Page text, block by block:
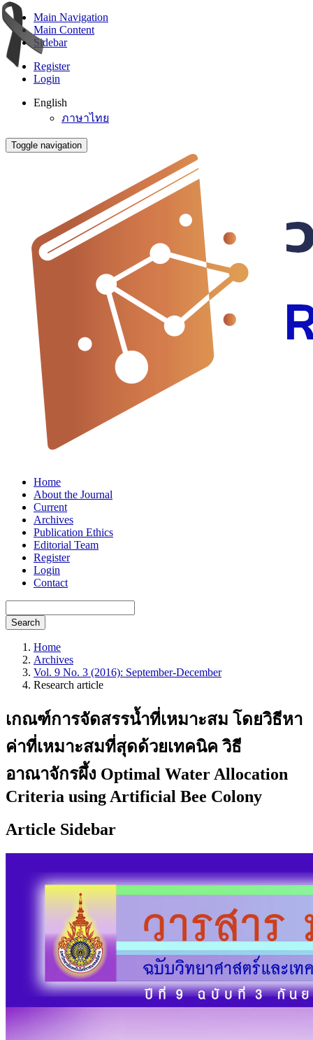
Main Navigation
Main Content
Sidebar
Register
Login
English
ภาษาไทย
Toggle navigation
Home
About the Journal
Current
Archives
Publication Ethics
Editorial Team
Register
Login
Contact
Search
Home
Archives
Vol. 9 No. 3 (2016): September-December
Research article
เกณฑ์การจัดสรรนํ้าที่เหมาะสม โดยวิธีหา
ค่าที่เหมาะสมที่สุดด้วยเทคนิค วิธี
อาณาจักรผึ้ง Optimal Water Allocation
Criteria using Artificial Bee Colony
Article Sidebar